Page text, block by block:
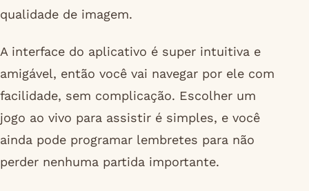
qualidade de imagem.
A interface do aplicativo é super intuitiva e
amigável, então você vai navegar por ele com
facilidade, sem complicação. Escolher um
jogo ao vivo para assistir é simples, e você
ainda pode programar lembretes para não
perder nenhuma partida importante.